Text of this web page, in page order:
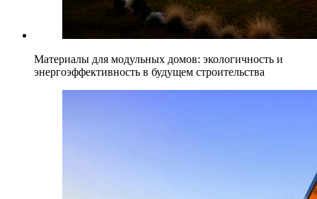
Материалы для модульных домов: экологичность и
энергоэффективность в будущем строительства